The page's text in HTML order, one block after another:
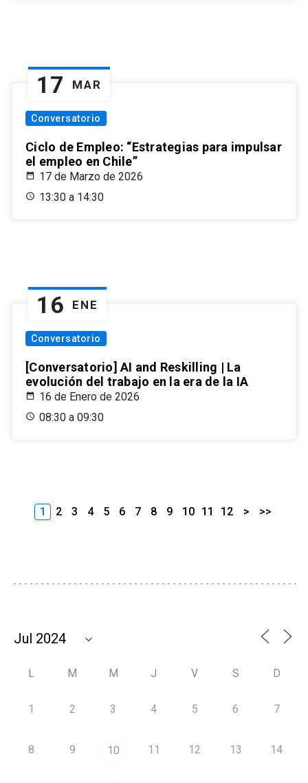
17 MAR
Conversatorio
Ciclo de Empleo: “Estrategias para impulsar
el empleo en Chile”
17 de Marzo de 2026
13:30 a 14:30
16 ENE
Conversatorio
[Conversatorio] AI and Reskilling | La
evolución del trabajo en la era de la IA
16 de Enero de 2026
08:30 a 09:30
1 2 3 4 5 6 7 8 9 10 11 12 > >>
L M M J V S D
1 2 3 4 5 6 7
8 9 10 11 12 13 14